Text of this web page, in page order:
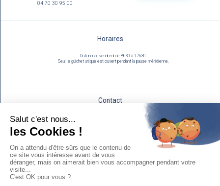
04 70 30 95 00
Horaires
Du lundi au vendredi de 8h30 à 17h30.
Seul le guichet unique est ouvert pendant la pause méridienne.
Contact